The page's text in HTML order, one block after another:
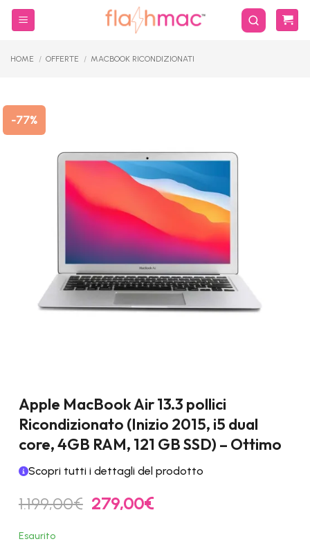
Salta
HOME / OFFERTE / MACBOOK RICONDIZIONATI
-77%
Apple MacBook Air 13.3 pollici
Ricondizionato (Inizio 2015, i5 dual
core, 4GB RAM, 121 GB SSD) – Ottimo
Scopri tutti i dettagli del prodotto
1.199,00€ Il
prezzo
279,00€Il
Esaurito